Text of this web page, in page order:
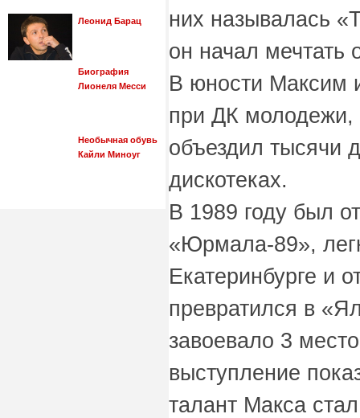
Леонид Барац
Биография
Лионеля Месси
Необычная обувь
Кайли Миноуг
них называлась
он начал мечтать
В юности Максим
при ДК молодежи,
объездил тысячи
дискотеках.
В 1989 году был
«Юрмала-89»,
Екатеринбурге и
превратился в
завоевало 3
выступление
талант Макса